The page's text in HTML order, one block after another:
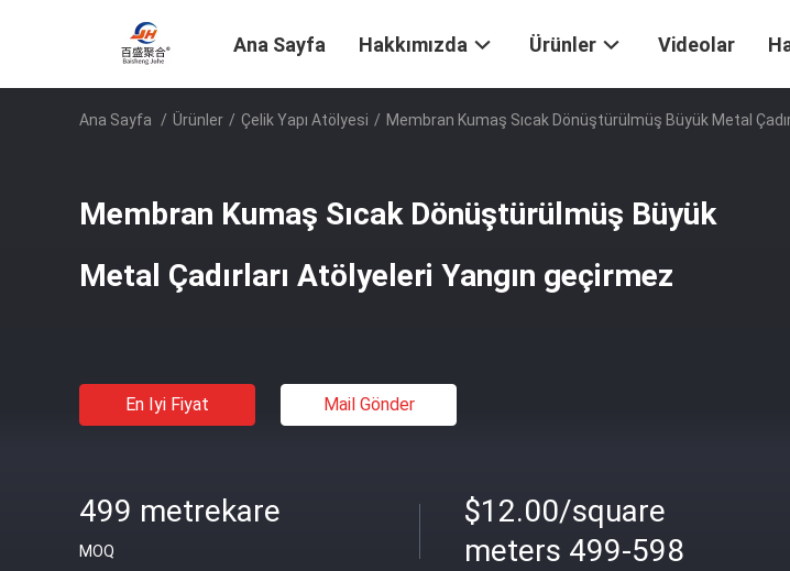
Ana Sayfa Hakkımızda Ürünler Videolar
Ana Sayfa / Ürünler / Çelik Yapı Atölyesi / Membran Kumaş Sıcak Dönüştürülmüş Büyük Metal
Membran Kumaş Sıcak Dönüştürülmüş Büyük
Metal Çadırları Atölyeleri Yangın geçirmez
En Iyi Fiyat Mail Gönder
499 metrekare
MOQ
$12.00/square
meters 499-598